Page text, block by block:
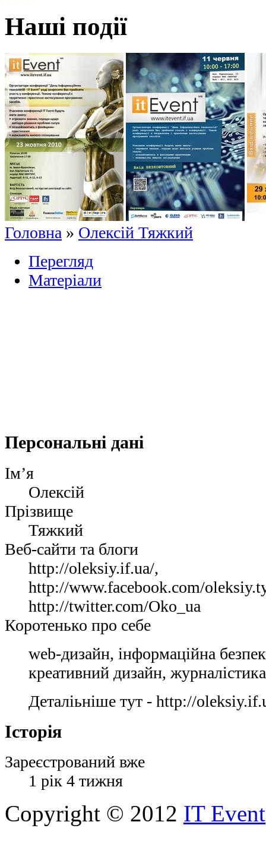
Наші події
Головна » Олексій Тяжкий
Перегляд
Матеріали
Персональні дані
Ім’я
Олексій
Прізвище
Тяжкий
Веб-сайти та блоги
http://oleksiy.if.ua/,
http://www.facebook.com/
http://twitter.com/Oko_ua
Коротенько про себе
web-дизайн, інформаційна
креативний дизайн, журналістика
Деталіьніше тут - http://
Історія
Зареєстрований вже
1 рік 4 тижня
Copyright © 2012 IT Event